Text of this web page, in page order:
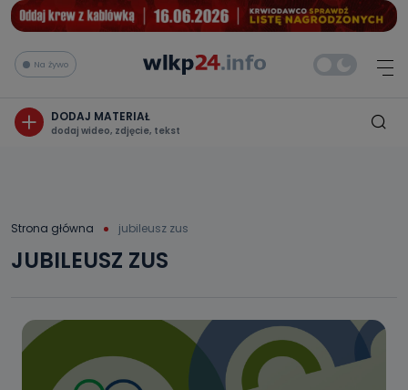
Na żywo
DODAJ MATERIAŁ
dodaj wideo, zdjęcie, tekst
Strona główna jubileusz zus
JUBILEUSZ ZUS